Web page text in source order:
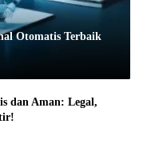
Otomatis Terbaik
dan Aman: Legal,